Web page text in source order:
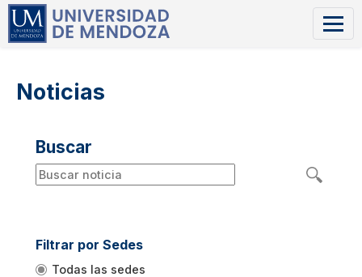
Noticias
Buscar
Filtrar por Sedes
Todas las sedes